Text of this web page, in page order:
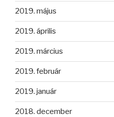
2019. május
2019. április
2019. március
2019. február
2019. január
2018. december